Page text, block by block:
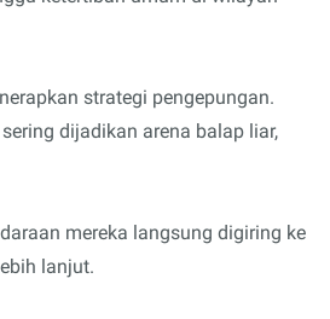
strategi pengepungan.
dijadikan arena balap liar,
mereka langsung digiring ke
lanjut.